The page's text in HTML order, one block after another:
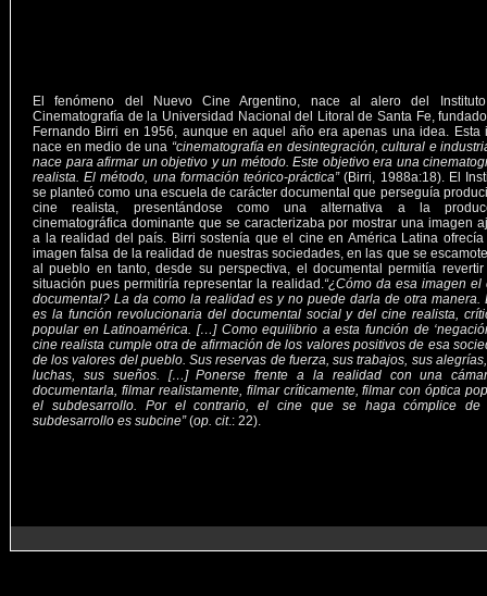
El fenómeno del Nuevo Cine Argentino, nace al alero del
Cinematografía de la Universidad Nacional del Litoral de Santa Fe,
Fernando Birri en 1956, aunque en aquel año era apenas una idea. Esta
nace en medio de una “cinematografía en desintegración, cultural e
nace para afirmar un objetivo y un método. Este objetivo era una
realista. El método, una formación teórico-práctica”(Birri, 1988a:18). El
se planteó como una escuela de carácter documental que perseguía
cine realista, presentándose como una alternativa a la
cinematográfica dominante que se caracterizaba por mostrar una imagen
a la realidad del país. Birri sostenía que el cine en América Latina ofrecía
imagen falsa de la realidad de nuestras sociedades, en las que se
al pueblo en tanto, desde su perspectiva, el documental permitía revertir
situación pues permitiría representar la realidad.“¿Cómo da esa imagen el
documental? La da como la realidad es y no puede darla de otra manera.
es la función revolucionaria del documental social y del cine realista,
popular en Latinoamérica. […] Como equilibrio a esta función de
cine realista cumple otra de afirmación de los valores positivos de esa
de los valores del pueblo. Sus reservas de fuerza, sus trabajos, sus
luchas, sus sueños. […] Ponerse frente a la realidad con una
documentarla, filmar realistamente, filmar críticamente, filmar con óptica
el subdesarrollo. Por el contrario, el cine que se haga cómplice de
subdesarrollo es subcine”(op. cit.: 22).